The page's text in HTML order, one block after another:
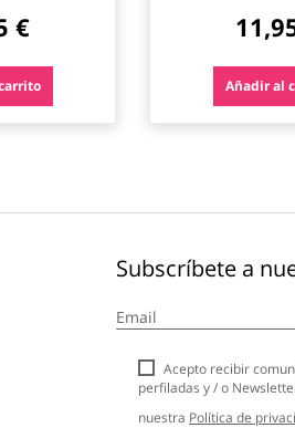
€
Añadir al
Subscríbete a
a
boletín
noticias:
Acepto recibir
perfiladas y / o
nuestra Política de